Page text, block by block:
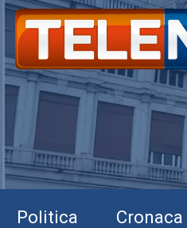
Politica Cronaca